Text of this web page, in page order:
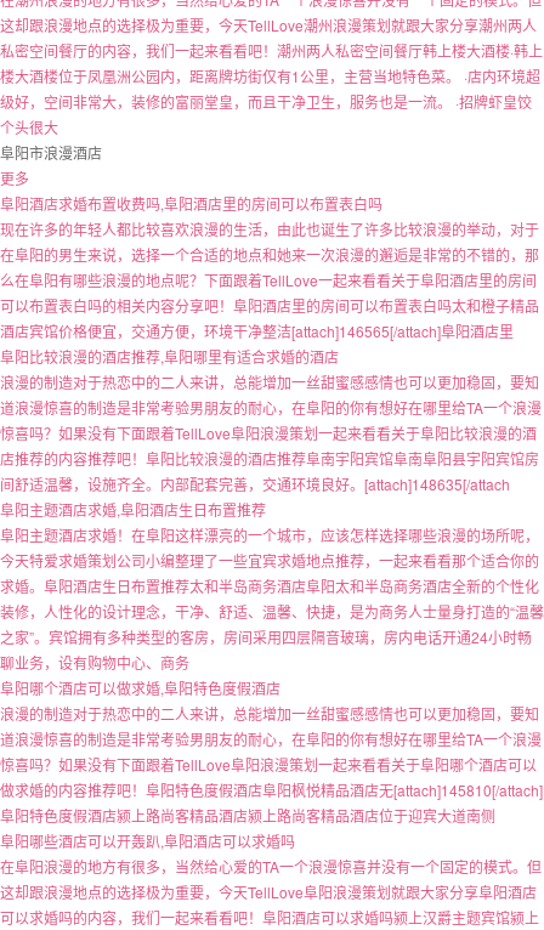
这却跟浪漫地点的选择极为重要，今天TellLove潮州浪漫策划就跟大家分享潮州两人
私密空间餐厅的内容，我们一起来看看吧！潮州两人私密空间餐厅韩上楼大酒楼·韩上
楼大酒楼位于凤凰洲公园内，距离牌坊街仅有1公里，主营当地特色菜。 ·店内环境超
级好，空间非常大，装修的富丽堂皇，而且干净卫生，服务也是一流。 ·招牌虾皇饺
个头很大
阜阳市浪漫酒店
更多
阜阳酒店求婚布置收费吗,阜阳酒店里的房间可以布置表白吗
现在许多的年轻人都比较喜欢浪漫的生活，由此也诞生了许多比较浪漫的举动，对于
在阜阳的男生来说，选择一个合适的地点和她来一次浪漫的邂逅是非常的不错的，那
么在阜阳有哪些浪漫的地点呢？下面跟着TellLove一起来看看关于阜阳酒店里的房间
可以布置表白吗的相关内容分享吧！阜阳酒店里的房间可以布置表白吗太和橙子精品
酒店宾馆价格便宜，交通方便，环境干净整洁[attach]146565[/attach]阜阳酒店里
阜阳比较浪漫的酒店推荐,阜阳哪里有适合求婚的酒店
浪漫的制造对于热恋中的二人来讲，总能增加一丝甜蜜感感情也可以更加稳固，要知
道浪漫惊喜的制造是非常考验男朋友的耐心，在阜阳的你有想好在哪里给TA一个浪漫
惊喜吗？如果没有下面跟着TellLove阜阳浪漫策划一起来看看关于阜阳比较浪漫的酒
店推荐的内容推荐吧！阜阳比较浪漫的酒店推荐阜南宇阳宾馆阜南阜阳县宇阳宾馆房
间舒适温馨，设施齐全。内部配套完善，交通环境良好。[attach]148635[/attach
阜阳主题酒店求婚,阜阳酒店生日布置推荐
阜阳主题酒店求婚！在阜阳这样漂亮的一个城市，应该怎样选择哪些浪漫的场所呢，
今天特爱求婚策划公司小编整理了一些宜宾求婚地点推荐，一起来看看那个适合你的
求婚。阜阳酒店生日布置推荐太和半岛商务酒店阜阳太和半岛商务酒店全新的个性化
装修，人性化的设计理念，干净、舒适、温馨、快捷，是为商务人士量身打造的“温馨
之家”。宾馆拥有多种类型的客房，房间采用四层隔音玻璃，房内电话开通24小时畅
聊业务，设有购物中心、商务
阜阳哪个酒店可以做求婚,阜阳特色度假酒店
浪漫的制造对于热恋中的二人来讲，总能增加一丝甜蜜感感情也可以更加稳固，要知
道浪漫惊喜的制造是非常考验男朋友的耐心，在阜阳的你有想好在哪里给TA一个浪漫
惊喜吗？如果没有下面跟着TellLove阜阳浪漫策划一起来看看关于阜阳哪个酒店可以
做求婚的内容推荐吧！阜阳特色度假酒店阜阳枫悦精品酒店无[attach]145810[/attach]
阜阳特色度假酒店颍上路尚客精品酒店颍上路尚客精品酒店位于迎宾大道南侧
阜阳哪些酒店可以开轰趴,阜阳酒店可以求婚吗
在阜阳浪漫的地方有很多，当然给心爱的TA一个浪漫惊喜并没有一个固定的模式。但
这却跟浪漫地点的选择极为重要，今天TellLove阜阳浪漫策划就跟大家分享阜阳酒店
可以求婚吗的内容，我们一起来看看吧！阜阳酒店可以求婚吗颍上汉爵主题宾馆颍上